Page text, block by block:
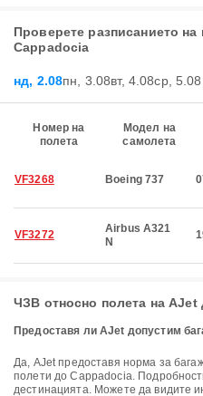
Проверете разписанието на
Cappadocia
нд, 2.08пн, 3.08вт, 4.08ср, 5.08
Номер на
полета
Модел на
самолета
VF3268 Boeing 737
VF3272
Airbus A321
N
ЧЗВ относно полета на AJet
Предоставя ли AJet допустим
Да, AJet предоставя норма за багаж за Домашен & Международен
полети до Cappadocia.
дестинацията. Можете да видите